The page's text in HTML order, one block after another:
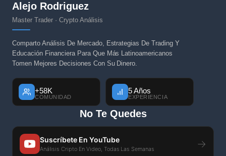
Alejo Rodriguez
Master Trader · Crypto Análisis
Comparto Análisis De Mercado, Estrategias De Trading Y
Educación Financiera Para Que Más Latinoamericanos
Tomen Mejores Decisiones Con Su Dinero.
+58K
COMUNIDAD
5 Años
EXPERIENCIA
No Te Quedes
Suscríbete En YouTube
Análisis Cripto En Video, Todas Las Semanas →